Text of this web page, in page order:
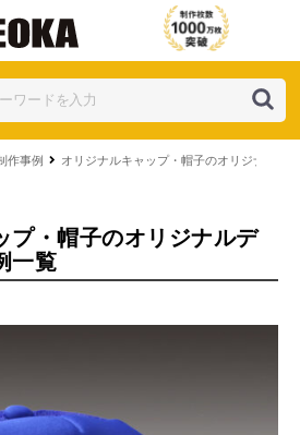
作事例 オリジナルキャップ・帽子のオリジナルデ
プ・帽子のオリジナルデ
一覧